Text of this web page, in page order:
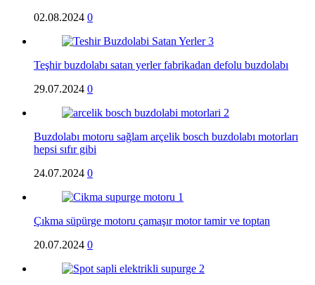
02.08.2024 0
Teşhir buzdolabı satan yerler fabrikadan defolu buzdolabı
29.07.2024 0
Buzdolabı motoru sağlam arçelik bosch buzdolabı motorları
hepsi sıfır gibi
24.07.2024 0
Çıkma süpürge motoru çamaşır motor tamir ve toptan
20.07.2024 0